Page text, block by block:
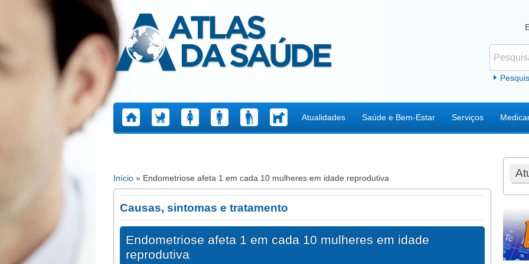
Atlas da Saúde
Atualidades Saúde e Bem-Estar Serviços
Está aqui
Início » Endometriose afeta 1 em cada 10 mulheres em idade reprodutiva
Causas, sintomas e tratamento
Endometriose afeta 1 em cada 10 mulheres em idade
reprodutiva